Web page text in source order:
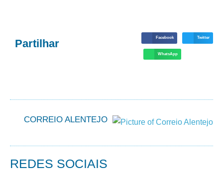
Partilhar Facebook Twitter
WhatsApp
CORREIO ALENTEJO
REDES SOCIAIS